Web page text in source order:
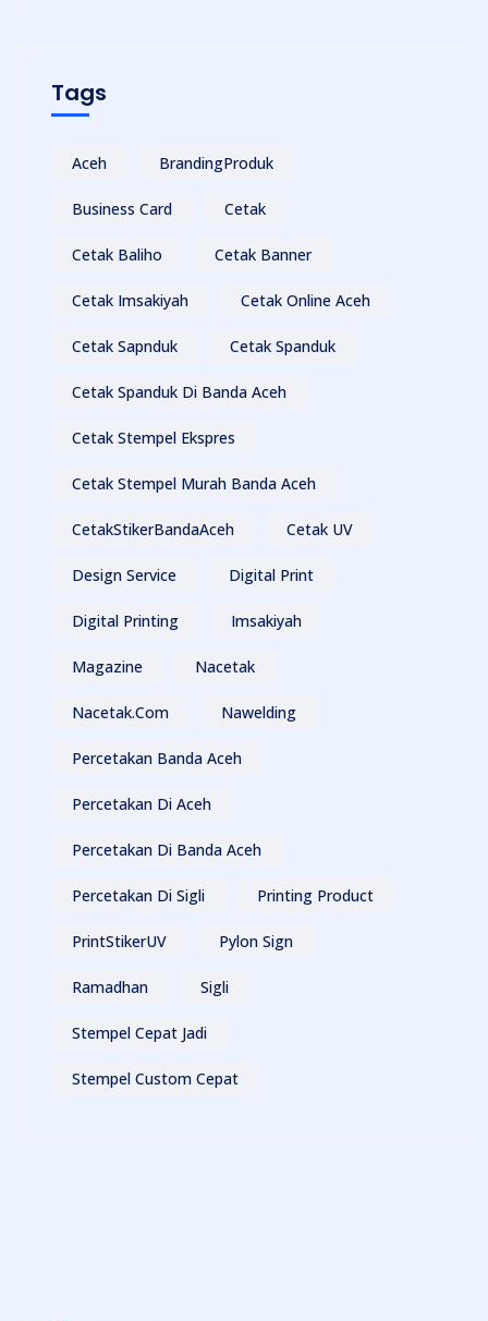
Tags
Aceh BrandingProduk
Business Card Cetak
Cetak Baliho Cetak Banner
Cetak Imsakiyah Cetak Online Aceh
Cetak Sapnduk Cetak Spanduk
Cetak Spanduk Di Banda Aceh
Cetak Stempel Ekspres
Cetak Stempel Murah Banda Aceh
CetakStikerBandaAceh Cetak UV
Design Service Digital Print
Digital Printing Imsakiyah
Magazine Nacetak
Nacetak.com Nawelding
Percetakan Banda Aceh
Percetakan Di Aceh
Percetakan Di Banda Aceh
Percetakan Di Sigli Printing Product
PrintStikerUV Pylon Sign
Ramadhan Sigli
Stempel Cepat Jadi
Stempel Custom Cepat